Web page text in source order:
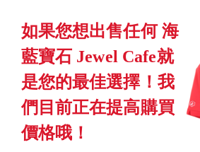
如果您想出售任何 海
藍寶石 Jewel Cafe就
是您的最佳選擇！我
們目前正在提高購買
價格哦！